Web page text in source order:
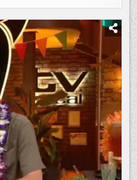
WG
–
WILDES
WALDABENTEUER“
AB
SOFORT
BEI
KIKA
/
DOKU-
PREMIERE
ZEIGT
OUTDOOR-
ACTION
UND
WG-
ALLTAG
OHNE
ELTERN